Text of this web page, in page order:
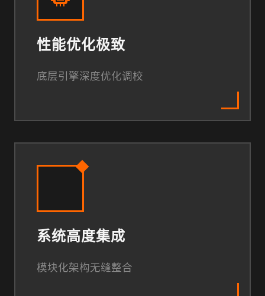
性能优化极致
底层引擎深度优化调校
系统高度集成
模块化架构无缝整合